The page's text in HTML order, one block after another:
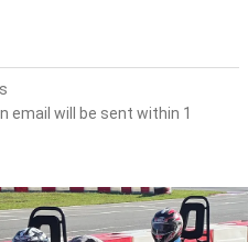
email will be sent within 1